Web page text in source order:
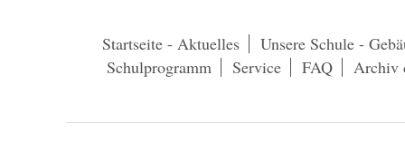
Startseite - Aktuelles
Unsere Schule -
Schulprogramm
Service FAQ Archiv